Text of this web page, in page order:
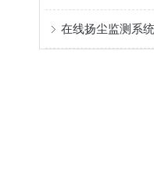
在线扬尘监测系